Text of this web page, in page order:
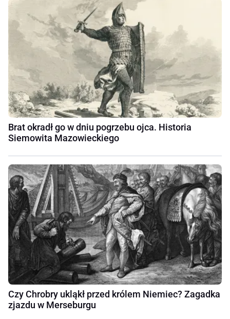
Brat okradł go w dniu pogrzebu ojca. Historia
Siemowita Mazowieckiego
Czy Chrobry ukląkł przed królem Niemiec? Zagadka
zjazdu w Merseburgu